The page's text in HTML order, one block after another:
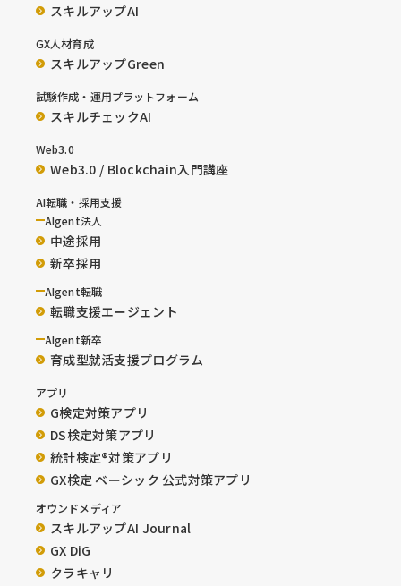
スキルアップAI
GX人材育成
スキルアップGreen
試験作成・運用プラットフォーム
スキルチェックAI
Web3.0
Web3.0 / Blockchain入門講座
AI転職・採用支援
AIgent法人
中途採用
新卒採用
AIgent転職
転職支援エージェント
AIgent新卒
育成型就活支援プログラム
アプリ
G検定対策アプリ
DS検定対策アプリ
統計検定®︎対策アプリ
GX検定 ベーシック 公式対策アプリ
オウンドメディア
スキルアップAI Journal
GX DiG
クラキャリ